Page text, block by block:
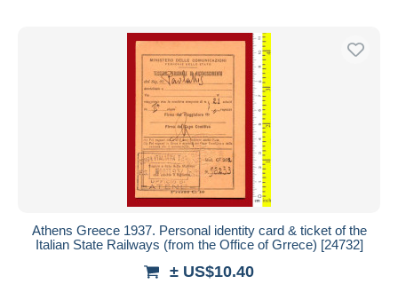
Athens Greece 1937. Personal identity card & ticket of the
Italian State Railways (from the Office of Grrece) [24732]
± US$10.40